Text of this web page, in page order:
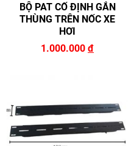
BỘ PAT CỐ ĐỊNH GẮN
THÙNG TRÊN NỐC XE
HƠI
1.000.000 đ